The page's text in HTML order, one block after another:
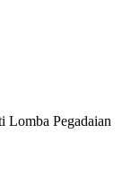
Lomba Pegadaian